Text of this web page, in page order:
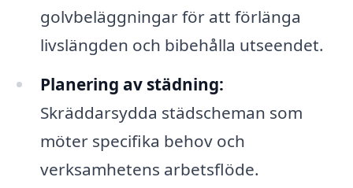
golvbeläggningar för att förlänga
livslängden och bibehålla utseendet.
Planering av städning:
Skräddarsydda städscheman som
möter specifika behov och
verksamhetens arbetsflöde.